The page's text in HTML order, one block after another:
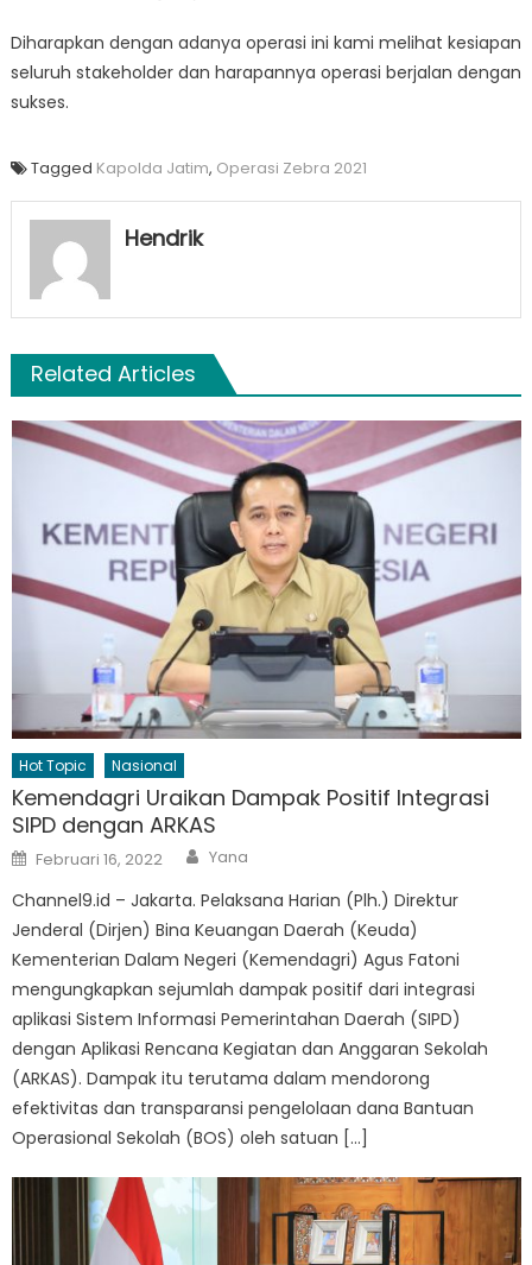
Diharapkan dengan adanya operasi ini kami melihat kesiapan
seluruh stakeholder dan harapannya operasi berjalan dengan
sukses.
Tagged Kapolda Jatim, Operasi Zebra 2021
Hendrik
Related Articles
Hot Topic Nasional
Kemendagri Uraikan Dampak Positif Integrasi
SIPD dengan ARKAS
Posted
on
Februari 16, 2022 Author
Yana
Channel9.id – Jakarta. Pelaksana Harian (Plh.) Direktur
Jenderal (Dirjen) Bina Keuangan Daerah (Keuda)
Kementerian Dalam Negeri (Kemendagri) Agus Fatoni
mengungkapkan sejumlah dampak positif dari integrasi
aplikasi Sistem Informasi Pemerintahan Daerah (SIPD)
dengan Aplikasi Rencana Kegiatan dan Anggaran Sekolah
(ARKAS). Dampak itu terutama dalam mendorong
efektivitas dan transparansi pengelolaan dana Bantuan
Operasional Sekolah (BOS) oleh satuan […]